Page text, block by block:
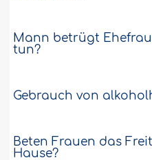
Mann betrügt
tun?
Gebrauch von
Beten Frauen das
Hause?